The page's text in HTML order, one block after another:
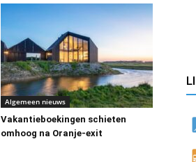
Algemeen nieuws
Vakantieboekingen schieten
omhoog na Oranje-exit